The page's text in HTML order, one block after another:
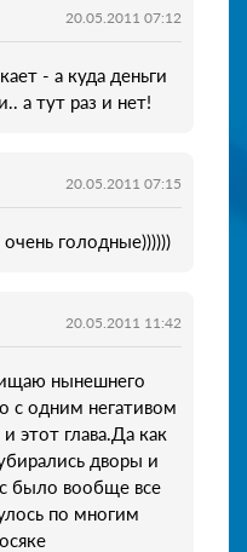
20.05.2011 07:12
- а куда деньги
а тут раз и нет!
20.05.2011 07:15
голодные))))))
20.05.2011 11:42
нынешнего
с одним негативом
этот глава.Да как
дворы и
было вообще все
по многим